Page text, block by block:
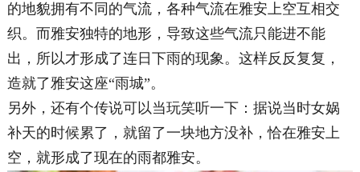
的地貌拥有不同的气流，各种气流在雅安上空互相交
织。而雅安独特的地形，导致这些气流只能进不能
出，所以才形成了连日下雨的现象。这样反反复复，
造就了雅安这座“雨城”。
另外，还有个传说可以当玩笑听一下：据说当时女娲
补天的时候累了，就留了一块地方没补，恰在雅安上
空，就形成了现在的雨都雅安。